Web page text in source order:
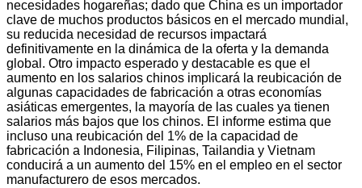
necesidades hogareñas; dado que China es un importador
clave de muchos productos básicos en el mercado mundial,
su reducida necesidad de recursos impactará
definitivamente en la dinámica de la oferta y la demanda
global. Otro impacto esperado y destacable es que el
aumento en los salarios chinos implicará la reubicación de
algunas capacidades de fabricación a otras economías
asiáticas emergentes, la mayoría de las cuales ya tienen
salarios más bajos que los chinos. El informe estima que
incluso una reubicación del 1% de la capacidad de
fabricación a Indonesia, Filipinas, Tailandia y Vietnam
conducirá a un aumento del 15% en el empleo en el sector
manufacturero de esos mercados.